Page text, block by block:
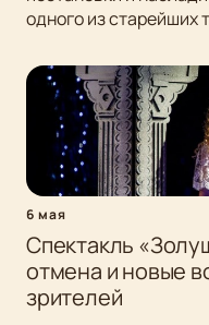
одного из старейших
6 мая
Спектакль
отмена и новые
зрителей